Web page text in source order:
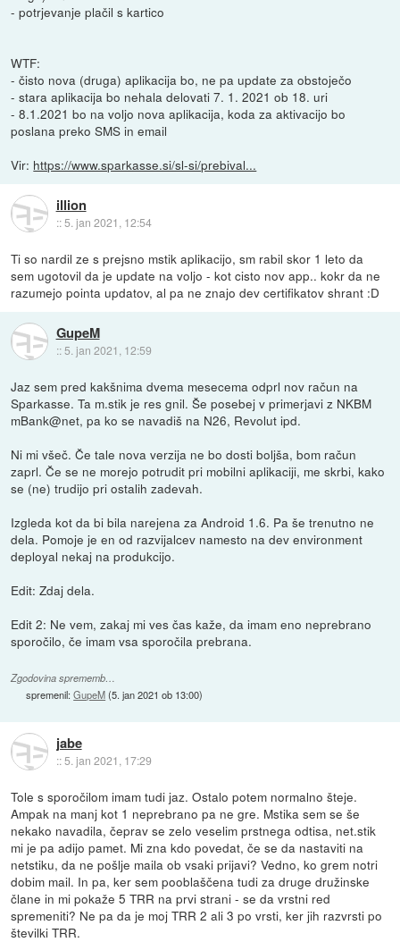
- potrjevanje plačil s kartico
WTF:
- čisto nova (druga) aplikacija bo, ne pa update za obstoječo
- stara aplikacija bo nehala delovati 7. 1. 2021 ob 18. uri
- 8.1.2021 bo na voljo nova aplikacija, koda za aktivacijo bo
poslana preko SMS in email
Vir: https://www.sparkasse.si/sl-si/prebival...
illion
::5. jan 2021, 12:54
Ti so nardil ze s prejsno mstik aplikacijo, sm rabil skor 1 leto da
sem ugotovil da je update na voljo - kot cisto nov app.. kokr da ne
razumejo pointa updatov, al pa ne znajo dev certifikatov shrant :D
GupeM
:: 5. jan 2021, 12:59
Jaz sem pred kakšnima dvema mesecema odprl nov račun na
Sparkasse. Ta m.stik je res gnil. Še posebej v primerjavi z NKBM
mBank@net, pa ko se navadiš na N26, Revolut ipd.
Ni mi všeč. Če tale nova verzija ne bo dosti boljša, bom račun
zaprl. Če se ne morejo potrudit pri mobilni aplikaciji, me skrbi, kako
se (ne) trudijo pri ostalih zadevah.
Izgleda kot da bi bila narejena za Android 1.6. Pa še trenutno ne
dela. Pomoje je en od razvijalcev namesto na dev environment
deployal nekaj na produkcijo.
Edit: Zdaj dela.
Edit 2: Ne vem, zakaj mi ves čas kaže, da imam eno neprebrano
sporočilo, če imam vsa sporočila prebrana.
Zgodovina sprememb…
spremenil:GupeM(5. jan 2021 ob 13:00)
jabe
::5. jan 2021, 17:29
Tole s sporočilom imam tudi jaz. Ostalo potem normalno šteje.
Ampak na manj kot 1 neprebrano pa ne gre. Mstika sem se še
nekako navadila, čeprav se zelo veselim prstnega odtisa, net.stik
mi je pa adijo pamet. Mi zna kdo povedat, če se da nastaviti na
netstiku, da ne pošlje maila ob vsaki prijavi? Vedno, ko grem notri
dobim mail. In pa, ker sem pooblaščena tudi za druge družinske
člane in mi pokaže 5 TRR na prvi strani - se da vrstni red
spremeniti? Ne pa da je moj TRR 2 ali 3 po vrsti, ker jih razvrsti po
številki TRR.